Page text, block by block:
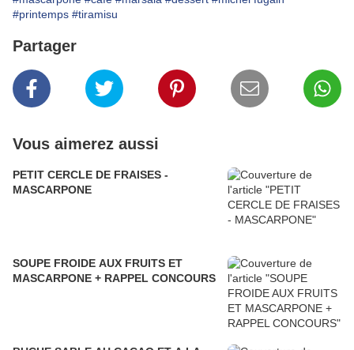
#printemps #tiramisu
Partager
Vous aimerez aussi
PETIT CERCLE DE FRAISES -
MASCARPONE
SOUPE FROIDE AUX FRUITS ET
MASCARPONE + RAPPEL CONCOURS